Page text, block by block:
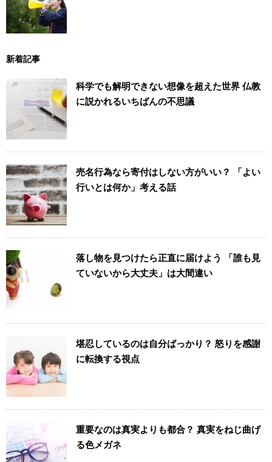
新着記事
科学でも解明できない想像を超えた世界 仏教
に説かれるいちばんの不思議
売名行為なら寄付はしない方がいい？ 「よい
行いとは何か」考える話
落し物を見つけたら正直に届けよう 「誰も見
ていないから大丈夫」は大間違い
堪忍しているのは自分ばっかり？ 怒りを感謝
に転換する視点
重要なのは真実よりも都合？ 真実をねじ曲げ
る色メガネ